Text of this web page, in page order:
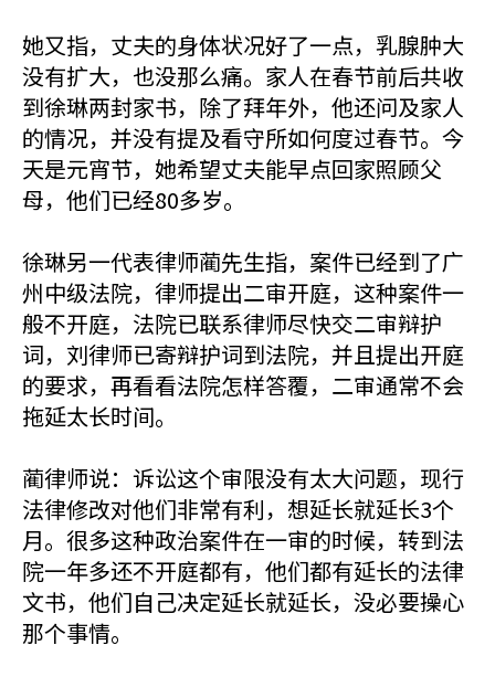
她又指，丈夫的身体状况好了一点，乳腺肿大
没有扩大，也没那么痛。家人在春节前后共收
到徐琳两封家书，除了拜年外，他还问及家人
的情况，并没有提及看守所如何度过春节。今
天是元宵节，她希望丈夫能早点回家照顾父
母，他们已经80多岁。
徐琳另一代表律师蔺先生指，案件已经到了广
州中级法院，律师提出二审开庭，这种案件一
般不开庭，法院已联系律师尽快交二审辩护
词，刘律师已寄辩护词到法院，并且提出开庭
的要求，再看看法院怎样答覆，二审通常不会
拖延太长时间。
蔺律师说：诉讼这个审限没有太大问题，现行
法律修改对他们非常有利，想延长就延长3个
月。很多这种政治案件在一审的时候，转到法
院一年多还不开庭都有，他们都有延长的法律
文书，他们自己决定延长就延长，没必要操心
那个事情。